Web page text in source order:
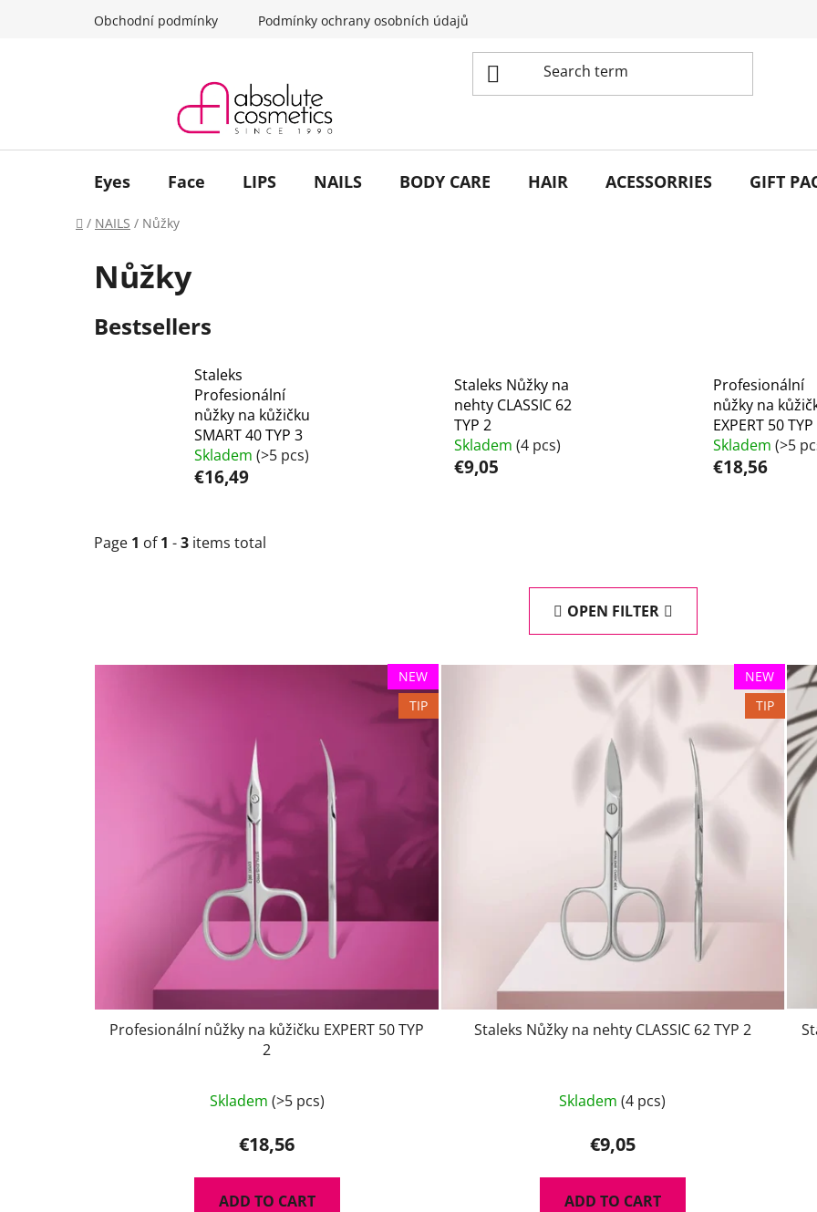
Obchodní podmínky Podmínky ochrany osobních údajů
Eyes Face LIPS NAILS BODY CARE HAIR ACESSORRIES GIFT
Home
/ NAILS / Nůžky
Nůžky
Bestsellers
Staleks
Profesionální
nůžky na kůžičku
SMART 40 TYP 3
Skladem (>5 pcs)
€16,49
Staleks Nůžky na
nehty CLASSIC 62
TYP 2
Skladem (4 pcs)
€9,05
Profesionální
nůžky na
EXPERT 50
Skladem (>5
€18,56
Page 1 of1 -3 items total
OPEN FILTER
L
NEW
TIP
Profesionální nůžky na kůžičku EXPERT 50 TYP
2
Skladem (>5 pcs)
€18,56
ADD TO CART
NEW
TIP
Staleks Nůžky na nehty CLASSIC 62 TYP 2
Skladem(4 pcs)
€9,05
ADD TO CART